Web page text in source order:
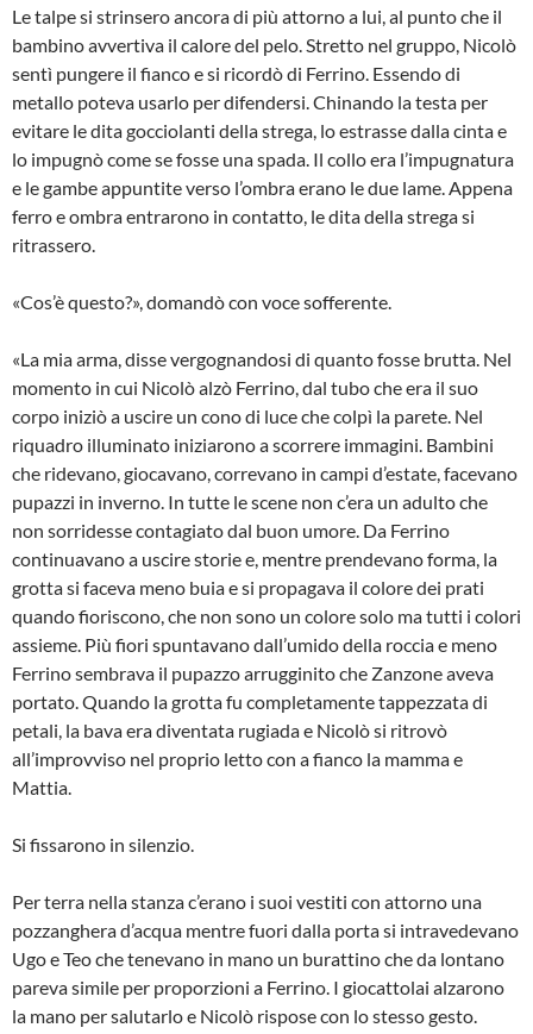
Le talpe si strinsero ancora di più attorno a lui, al punto che il
bambino avvertiva il calore del pelo. Stretto nel gruppo, Nicolò
sentì pungere il fianco e si ricordò di Ferrino. Essendo di
metallo poteva usarlo per difendersi. Chinando la testa per
evitare le dita gocciolanti della strega, lo estrasse dalla cinta e
lo impugnò come se fosse una spada. Il collo era l’impugnatura
e le gambe appuntite verso l’ombra erano le due lame. Appena
ferro e ombra entrarono in contatto, le dita della strega si
ritrassero.
«Cos’è questo?», domandò con voce sofferente.
«La mia arma, disse vergognandosi di quanto fosse brutta. Nel
momento in cui Nicolò alzò Ferrino, dal tubo che era il suo
corpo iniziò a uscire un cono di luce che colpì la parete. Nel
riquadro illuminato iniziarono a scorrere immagini. Bambini
che ridevano, giocavano, correvano in campi d’estate, facevano
pupazzi in inverno. In tutte le scene non c’era un adulto che
non sorridesse contagiato dal buon umore. Da Ferrino
continuavano a uscire storie e, mentre prendevano forma, la
grotta si faceva meno buia e si propagava il colore dei prati
quando fioriscono, che non sono un colore solo ma tutti i colori
assieme. Più fiori spuntavano dall’umido della roccia e meno
Ferrino sembrava il pupazzo arrugginito che Zanzone aveva
portato. Quando la grotta fu completamente tappezzata di
petali, la bava era diventata rugiada e Nicolò si ritrovò
all’improvviso nel proprio letto con a fianco la mamma e
Mattia.
Si fissarono in silenzio.
Per terra nella stanza c’erano i suoi vestiti con attorno una
pozzanghera d’acqua mentre fuori dalla porta si intravedevano
Ugo e Teo che tenevano in mano un burattino che da lontano
pareva simile per proporzioni a Ferrino. I giocattolai alzarono
la mano per salutarlo e Nicolò rispose con lo stesso gesto.